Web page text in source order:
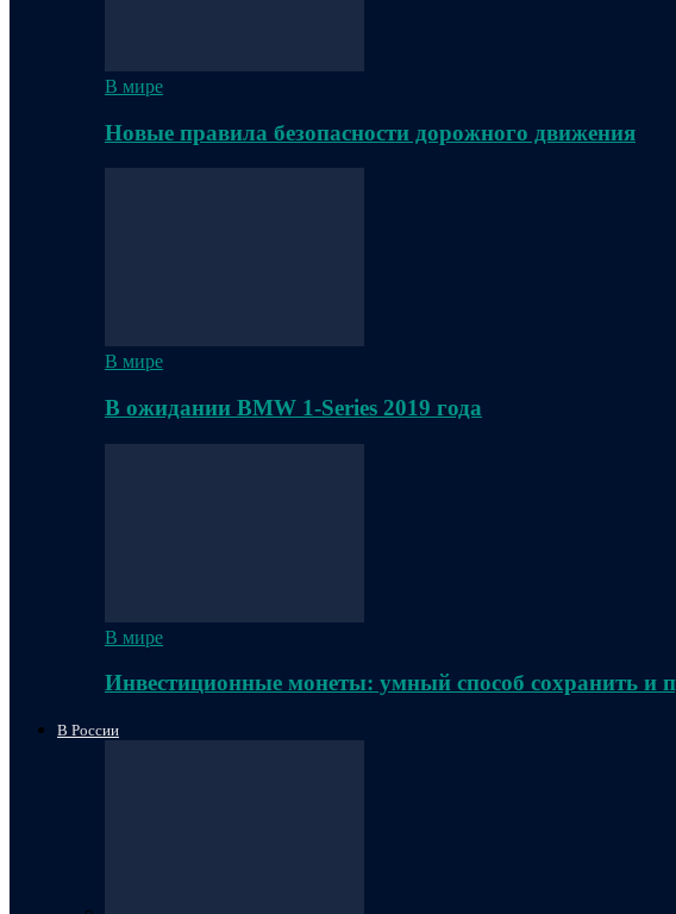
В мире
Новые правила безопасности дорожного движения
В мире
В ожидании BMW 1-Series 2019 года
В мире
Инвестиционные монеты: умный способ сохранить и
В России